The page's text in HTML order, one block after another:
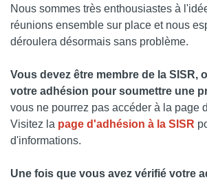
Nous sommes très enthousiastes à
réunions ensemble sur place et nous
déroulera désormais sans problème.
Vous devez être membre de la SISR,
votre adhésion pour soumettre une
vous ne pourrez pas accéder à la page
Visitez la page d'adhésion à la SISR
d'informations.
Une fois que vous avez vérifié votre